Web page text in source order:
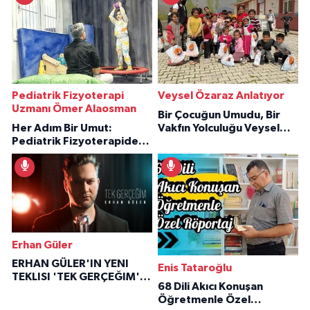
Pediatrik Fizyoterapi
Uzmanı Ömer Alaosman
Her Adım Bir Umut:
Pediatrik Fizyoterapiden
İlham Veren Hikâyeler
Veysel Özaraz Anlatıyor
Bir Çocuğun Umudu, Bir
Vakfın Yolculuğu Veysel
Erhan Güler
ERHAN GÜLER'IN YENI
TEKLISI 'TEK GERÇEĞIM'LE
Enis Tataroğlu
68 Dili Akıcı Konuşan
Öğretmenle Özel